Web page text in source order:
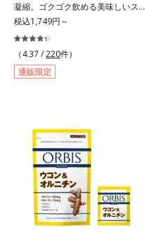
凝縮。ゴクゴク飲める美味しいスム
ージーでスッキリ生活をサポート。
酵素と野菜＆果物のパワーで、スッ
キリ生活を応援する、粉末状の酵素
スムージーです。赤米や大麦などの
9種の素材を、黒・黄・白の3種の麹
ド・ウィートグラスや緑黄色野菜な
ど、厳選した34種の野菜と果物もた
っぷり入っており、いろいろな素材
を手軽に摂取できます。やすらぎの
ローズマリーとペパーミントの2種
のハーブも入っています。豆乳また
は水と混ぜるだけの簡単スムージー
税込1,749円～
（4.37 /220件）
通販限定